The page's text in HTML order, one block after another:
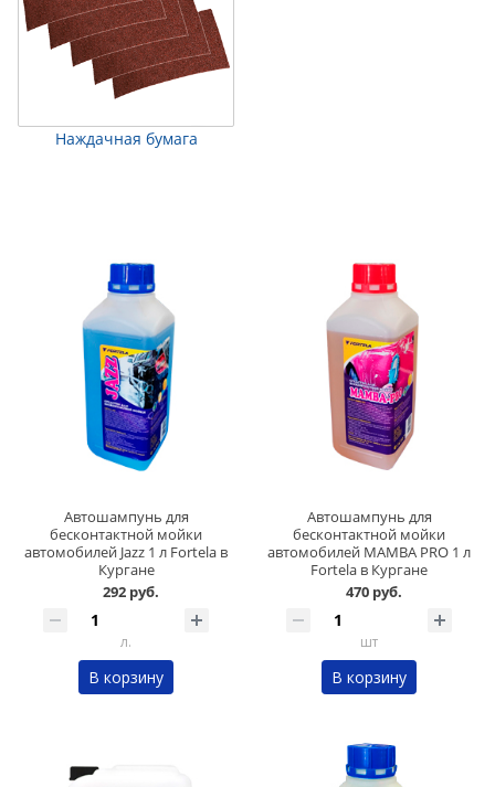
Наждачная бумага
Автошампунь для
бесконтактной мойки
автомобилей Jazz 1 л Fortela в
Кургане
292 руб.
л.
В корзину
Автошампунь для
бесконтактной мойки
автомобилей MAMBA PRO 1 л
Fortela в Кургане
470 руб.
шт
В корзину